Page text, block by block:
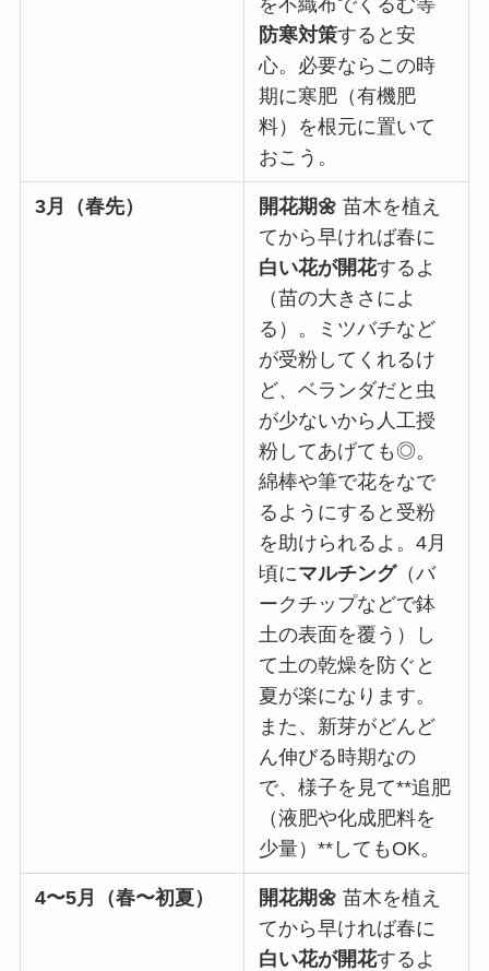
防寒対策すると安
心。必要ならこの時
期に寒肥（有機肥
料）を根元に置いて
おこう。
3月（春先） 開花期🌼 苗木を植え
てから早ければ春に
白い花が開花するよ
（苗の大きさによ
る）。ミツバチなど
が受粉してくれるけ
ど、ベランダだと虫
が少ないから人工授
粉してあげても◎。
綿棒や筆で花をなで
るようにすると受粉
を助けられるよ。4月
頃にマルチング（バ
ークチップなどで鉢
土の表面を覆う）し
て土の乾燥を防ぐと
夏が楽になります。
また、新芽がどんど
ん伸びる時期なの
で、様子を見て**追肥
（液肥や化成肥料を
少量）**してもOK。
4〜5月（春〜初夏） 開花期🌼 苗木を植え
てから早ければ春に
白い花が開花するよ